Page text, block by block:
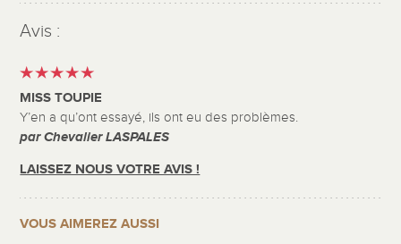
Avis :
MISS TOUPIE
Y’en a qu’ont essayé, ils ont eu des problèmes.
par Chevalier LASPALES
LAISSEZ NOUS VOTRE AVIS !
VOUS AIMEREZ AUSSI